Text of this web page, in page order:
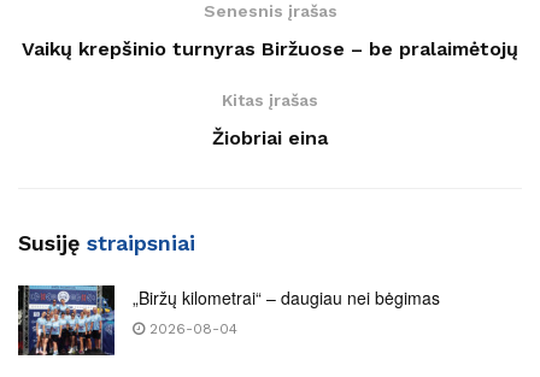
Senesnis įrašas
Vaikų krepšinio turnyras Biržuose – be pralaimėtojų
Kitas įrašas
Žiobriai eina
Susiję straipsniai
„Biržų kilometrai“ – daugiau nei bėgimas
2026-08-04